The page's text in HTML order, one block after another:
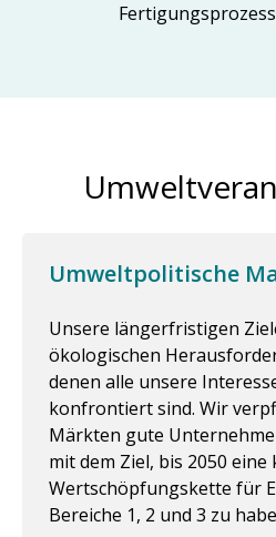
Umweltpolitische
Unsere längerfristigen
ökologischen
denen alle unsere
konfrontiert sind. Wir
Märkten gute
mit dem Ziel, bis 2050
Wertschöpfungskette für
Bereiche 1, 2 und 3 zu